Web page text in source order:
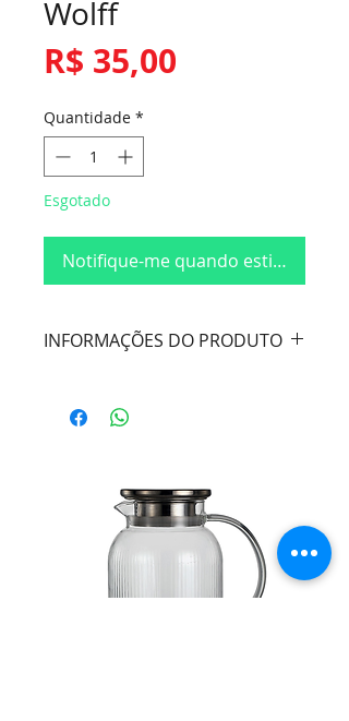
Wolff
R$ 35,00
Quantidade *
Esgotado
Notifique-me quando estiver
INFORMAÇÕES DO PRODUTO
Dourada
Dimensões:Diâmetro 14,5cm /
Altura 3,5cm
Wolff